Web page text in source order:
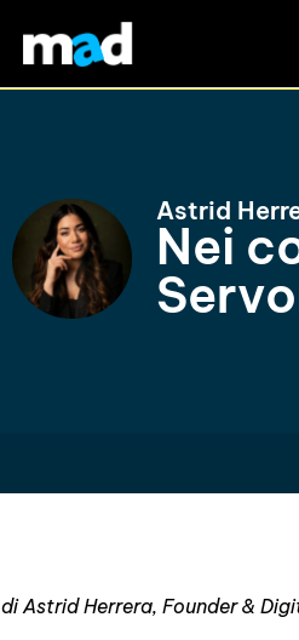
Astrid
Nei
di Astrid Herrera, Founder &